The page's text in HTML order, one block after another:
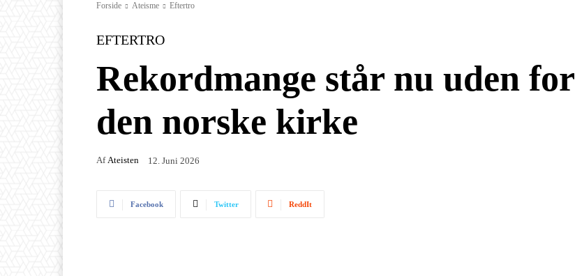
Forside Ateisme Eftertro
EFTERTRO
Rekordmange står nu uden for
den norske kirke
Af Ateisten 12. Juni 2026
Facebook Twitter ReddIt